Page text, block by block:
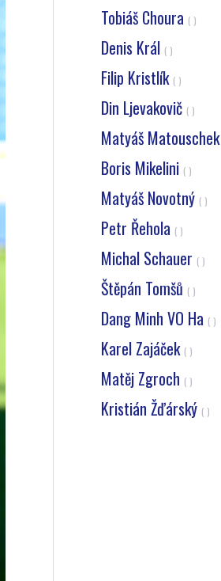
Tobiáš Choura ( )
Denis Král ( )
Filip Kristlík ( )
Din Ljevakovič ( )
Matyáš Matouschek
Boris Mikelini ( )
Matyáš Novotný ( )
Petr Řehola ( )
Michal Schauer ( )
Štěpán Tomšů ( )
Dang Minh VO Ha ( )
Karel Zajáček ( )
Matěj Zgroch ( )
Kristián Žďárský ( )